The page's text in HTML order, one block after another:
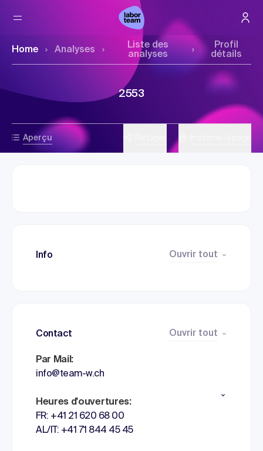
Home Analyses
Liste des
analyses
Profil
détails
Aperçu
2553
Info Ouvrir tout
Contact Ouvrir tout
Par Mail:
info@team-w.ch
Heures d'ouvertures:
FR: +41 21 620 68 00
AL/IT: +41 71 844 45 45